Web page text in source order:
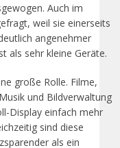
Auch im
weil sie einerseits
angenehmer
als sehr kleine Geräte.
große Rolle. Filme,
und Bildverwaltung
Display einfach mehr
sind diese
als ein